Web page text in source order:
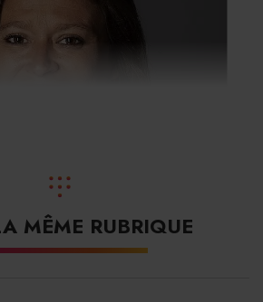
ministre du tourisme, actuelle députée du
MÊME RUBRIQUE